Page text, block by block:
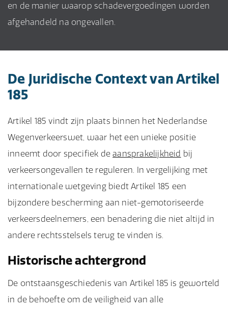
en de manier waarop schadevergoedingen worden
afgehandeld na ongevallen.
De Juridische Context van Artikel
185
Artikel 185 vindt zijn plaats binnen het Nederlandse
Wegenverkeerswet, waar het een unieke positie
inneemt door specifiek deaansprakelijkheid bij
verkeersongevallen te reguleren. In vergelijking met
internationale wetgeving biedt Artikel 185 een
bijzondere bescherming aan niet-gemotoriseerde
verkeersdeelnemers, een benadering die niet altijd in
andere rechtsstelsels terug te vinden is.
Historische achtergrond
De ontstaansgeschiedenis van Artikel 185 is geworteld
in de behoefte om de veiligheid van alle